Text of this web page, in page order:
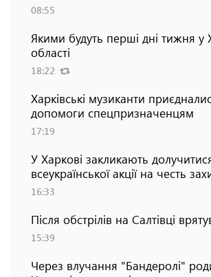
08:55
Якими будуть перші дні тижня у
області
18:22
Харківські музиканти
допомоги спецпризначенцям
17:19
У Харкові закликають
всеукраїнської акції на честь
16:33
Після обстрілів на Салтівці
15:39
Через влучання "Бандеролі"